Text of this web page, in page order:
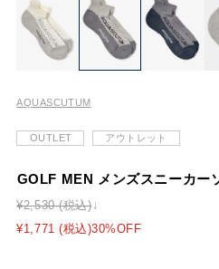
AQUASCUTUM
OUTLET アウトレット
GOLF MEN メンズスニーカー
¥2,530 (税込)
¥1,771 (税込)30%OFF